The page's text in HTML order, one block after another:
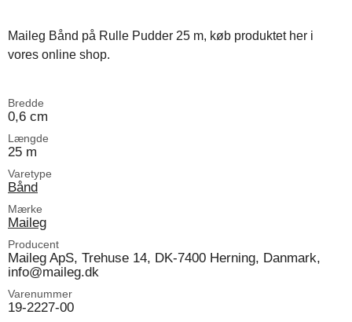
Maileg Bånd på Rulle Pudder 25 m, køb produktet her i
vores online shop.
Bredde
0,6 cm
Længde
25 m
Varetype
Bånd
Mærke
Maileg
Producent
Maileg ApS, Trehuse 14, DK-7400 Herning, Danmark,
info@maileg.dk
Varenummer
19-2227-00